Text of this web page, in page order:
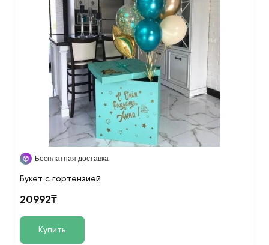
Бесплатная доставка
Букет с гортензией
20992₸
Купить